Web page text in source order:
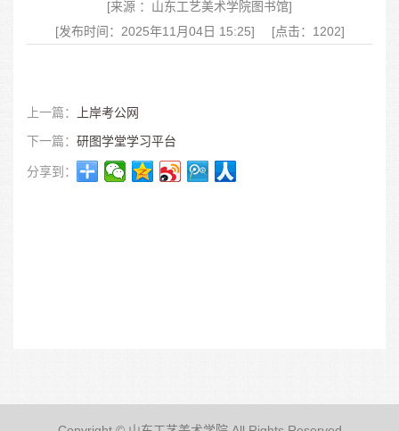
[来源 ：山东工艺美术学院图书馆]
[发布时间：2025年11月04日 15:25]
[点击：1202]
上一篇：
上岸考公网
下一篇： 研图学堂学习平台
分享到：